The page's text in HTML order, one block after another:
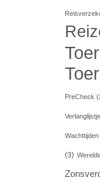
PreCheck
Verlanglijstje
(3)